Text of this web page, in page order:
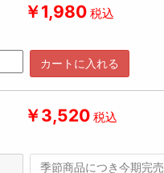
￥1,980 税込
カートに入れる
￥3,520 税込
季節商品につき今期完売